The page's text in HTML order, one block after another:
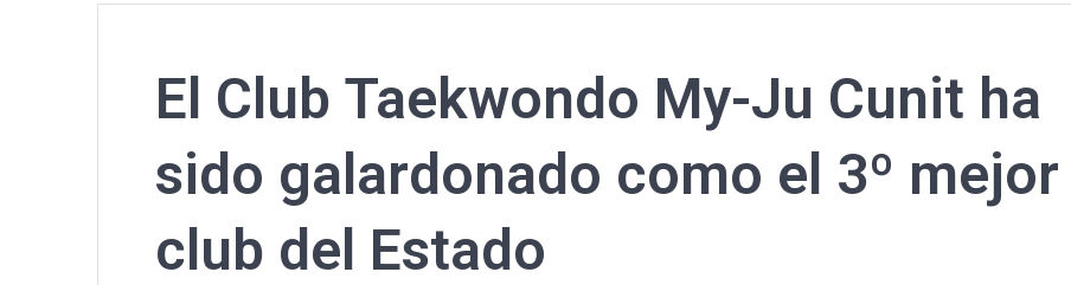
El Club Taekwondo My-Ju Cunit ha
sido galardonado como el 3º mejor
club del Estado